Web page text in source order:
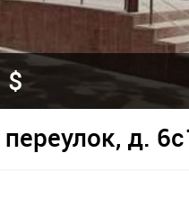
$
д.